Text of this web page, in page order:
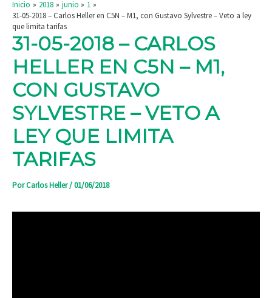
Inicio 2018 junio
1
31-05-2018 – Carlos Heller en C5N – M1, con Gustavo Sylvestre – Veto a ley
que limita tarifas
31-05-2018 – CARLOS
HELLER EN C5N – M1,
CON GUSTAVO
SYLVESTRE – VETO A
LEY QUE LIMITA
TARIFAS
PorCarlos Heller/01/06/2018